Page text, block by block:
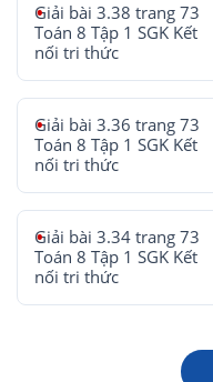
Giải bài 3.38 trang 73
Toán 8 Tập 1 SGK Kết
nối tri thức
Giải bài 3.36 trang 73
Toán 8 Tập 1 SGK Kết
nối tri thức
Giải bài 3.34 trang 73
Toán 8 Tập 1 SGK Kết
nối tri thức